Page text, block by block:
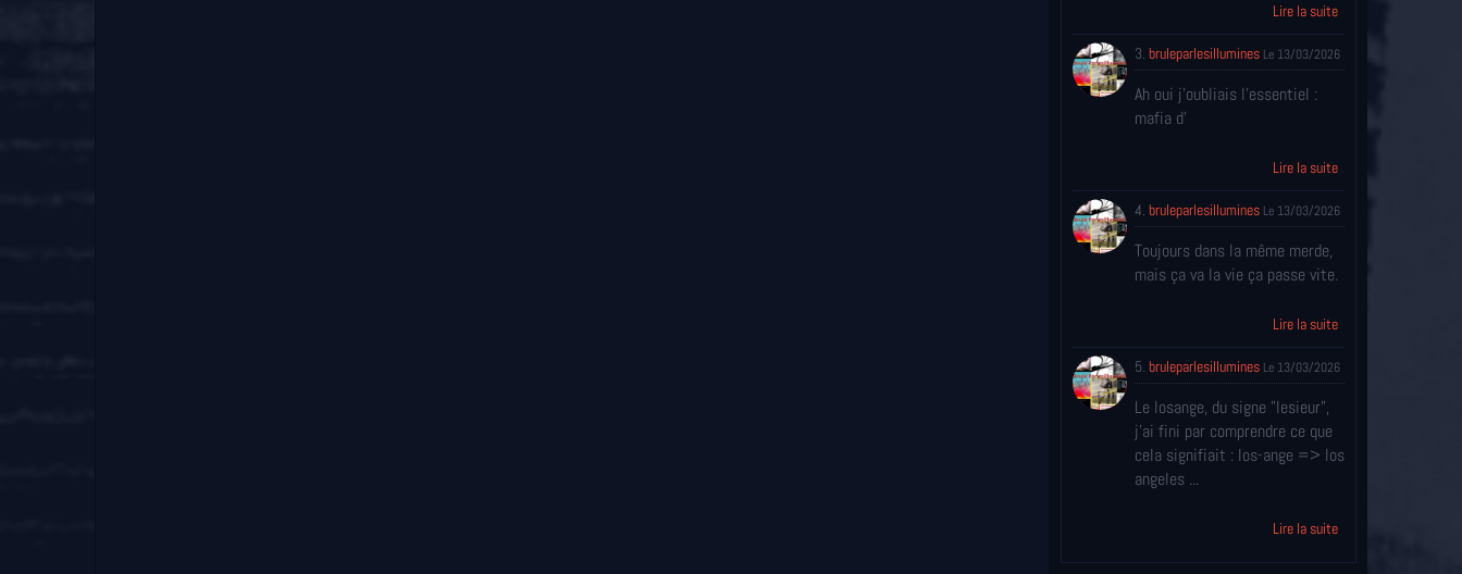
Lire la suite
3. bruleparlesillumines Le 13/03/2026
Ah oui j'oubliais l'essentiel :
mafia d'
Lire la suite
4. bruleparlesillumines Le 13/03/2026
Toujours dans la même merde,
mais ça va la vie ça passe vite.
Lire la suite
5. bruleparlesillumines Le 13/03/2026
Le losange, du signe "lesieur",
j'ai fini par comprendre ce que
cela signifiait : los-ange => los
angeles ...
Lire la suite